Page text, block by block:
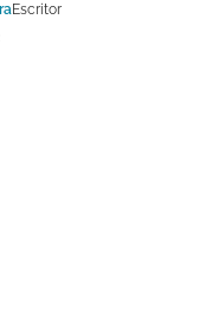
Escritor